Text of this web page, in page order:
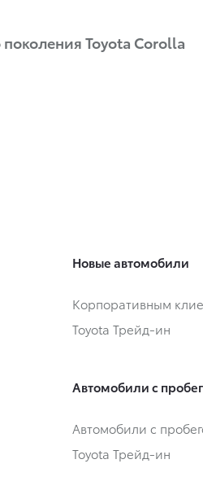
Toyota Corolla
Новые автомобили
Корпоративным
Toyota Трейд-ин
Автомобили с
Автомобили с
Toyota Трейд-ин